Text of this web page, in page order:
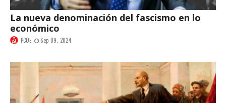
La nueva denominación del fascismo en lo
económico
PCOE Sep 09, 2024